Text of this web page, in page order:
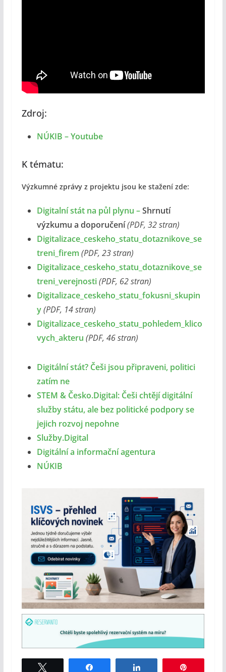
Zdroj:
NÚKIB – Youtube
K tématu:
Výzkumné zprávy z projektu jsou ke stažení zde:
Digitalní stát na půl plynu –Shrnutí
výzkumu a doporučení(PDF, 32 stran)
Digitalizace_ceskeho_statu_dotaznikove_se
treni_firem (PDF, 23 stran)
Digitalizace_ceskeho_statu_dotaznikove_se
treni_verejnosti(PDF, 62 stran)
Digitalizace_ceskeho_statu_fokusni_skupin
y(PDF, 14 stran)
Digitalizace_ceskeho_statu_pohledem_klico
vych_akteru (PDF, 46 stran)
Digitální stát? Češi jsou připraveni, politici
zatím ne
STEM & Česko.Digital: Češi chtějí digitální
služby státu, ale bez politické podpory se
jejich rozvoj nepohne
Služby.Digital
Digitální a informační agentura
NÚKIB